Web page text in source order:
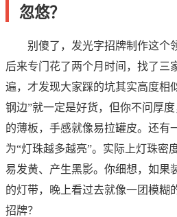
忽悠？
别傻了，发光字招牌制作这个
后来专门花了两个月时间，找了三
遍，才发现大家踩的坑其实高度相
钢边”就一定是好货，但你不问厚
的薄板，手感就像易拉罐皮。还有
为“灯珠越多越亮”。实际上灯珠密
易发黄、产生黑影。你细想，如果
的灯带，晚上看过去就像一团模糊
招牌？